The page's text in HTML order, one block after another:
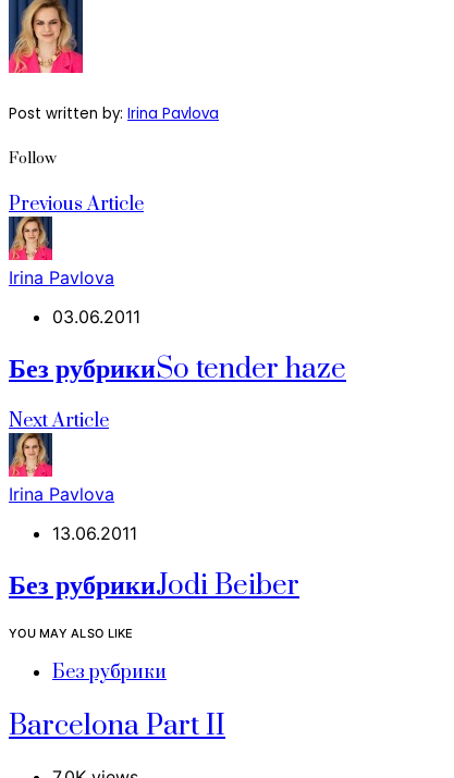
Post written by: Irina Pavlova
Follow
Previous Article
Irina Pavlova
03.06.2011
Без рубрикиSo tender haze
Next Article
Irina Pavlova
13.06.2011
Без рубрикиJodi Beiber
YOU MAY ALSO LIKE
Без рубрики
Barcelona Part II